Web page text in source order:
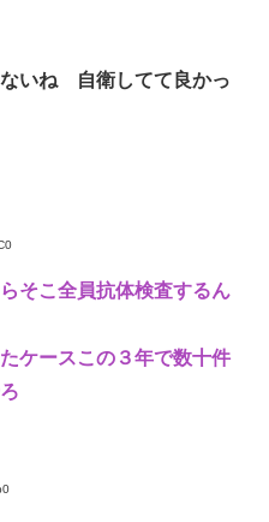
いね 自衛してて良かっ
そこ全員抗体検査するん
ケースこの３年で数十件